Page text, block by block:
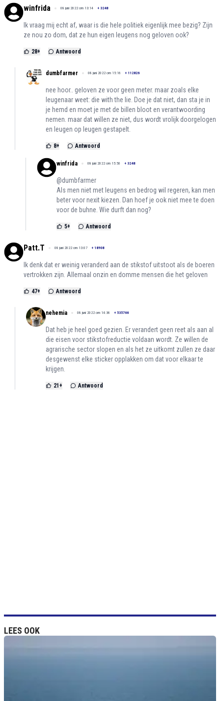
winfrida 08 juni 2022 om 13:14 + 3248
Ik vraag mij echt af, waar is die hele politiek eigenlijk mee bezig? Zijn
ze nou zo dom, dat ze hun eigen leugens nog geloven ook?
28+ Antwoord
dumbfarmer 08 juni 2022 om 15:16 + 112826
nee hoor.. geloven ze voor geen meter. maar zoals elke
leugenaar weet: die with the lie. Doe je dat niet, dan sta je in
je hemd en moet je met de billen bloot en verantwoording
nemen. maar dat willen ze niet, dus wordt vrolijk doorgelogen
en leugen op leugen gestapelt.
8+ Antwoord
winfrida 08 juni 2022 om 15:50 + 3248
@dumbfarmer
Als men niet met leugens en bedrog wil regeren, kan men
beter voor nexit kiezen. Dan hoef je ook niet mee te doen
voor de buhne. Wie durft dan nog?
5+ Antwoord
Patt.T 08 juni 2022 om 13:07 + 18908
Ik denk dat er weinig veranderd aan de stikstof uitstoot als de boeren
vertrokken zijn. Allemaal onzin en domme mensen die het geloven
47+ Antwoord
nehemia 08 juni 2022 om 14:36 + 535766
Dat heb je heel goed gezien. Er verandert geen reet als aan al
die eisen voor stikstofreductie voldaan wordt. Ze willen de
agrarische sector slopen en als het ze uitkomt zullen ze daar
desgewenst elke sticker opplakken om dat voor elkaar te
krijgen.
21 + Antwoord
LEES OOK